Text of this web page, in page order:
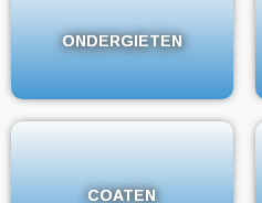
ONDERGIETEN
ONDERGIETEN
COATEN
COATEN